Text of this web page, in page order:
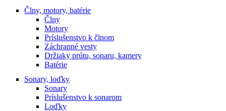
Člny, motory, batérie
Člny
Motory
Príslušenstvo k člnom
Záchranné vesty
Držiaky prútu, sonaru, kamery
Batérie
Sonary, loďky
Sonary
Príslušenstvo k sonarom
Loďky